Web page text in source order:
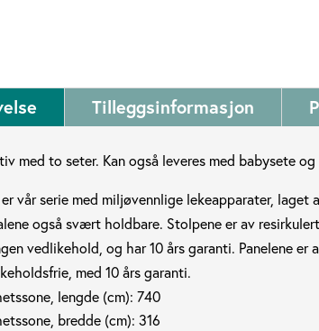
Tilleggsinformasjon
med to seter. Kan også leveres med babysete
er vår serie med miljøvennlige lekeapparater,
også svært holdbare. Stolpene er av
vedlikehold, og har 10 års garanti. Panelene
med 10 års garanti.
lengde (cm): 740
bredde (cm): 316